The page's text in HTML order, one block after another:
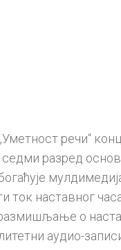
речи“
разред
ток наставног
о
аудио-